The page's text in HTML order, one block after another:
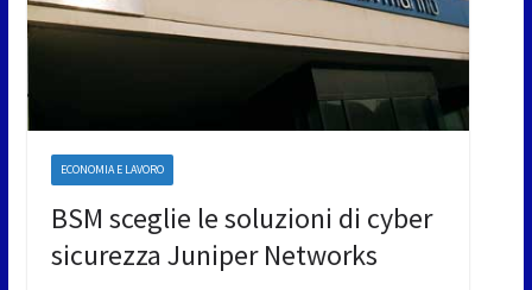
ECONOMIA E LAVORO
BSM sceglie le soluzioni di cyber
sicurezza Juniper Networks